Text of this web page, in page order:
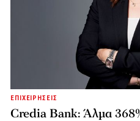
ΕΠΙΧΕΙΡΗΣΕΙΣ
Credia Bank: Άλμα